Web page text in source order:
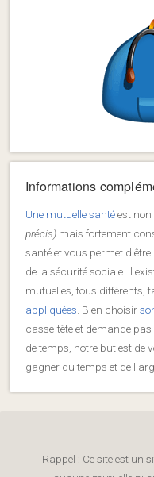
Informations
Une mutuelle santéest
précis) mais fortement
santé et vous permet
de la sécurité sociale. Il
mutuelles, tous différents,
appliquées . Bien choisir
casse-tête et demande
de temps, notre but est de
gagner du temps et de
Rappel : Ce site est un